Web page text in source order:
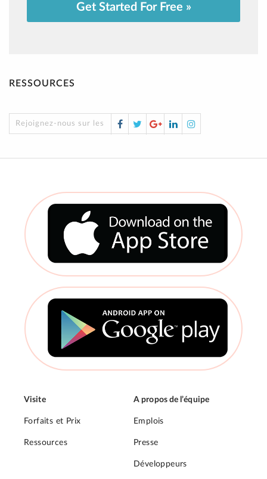
Get Started For Free »
RESSOURCES
Rejoignez-nous sur les réseaux sociaux !
Facebook
TwitterGoogle
Plus
LinkedInInstagram
Visite
Forfaits et Prix
Ressources
A propos de l’équipe
Emplois
Presse
Développeurs